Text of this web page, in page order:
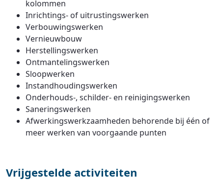
kolommen
Inrichtings- of uitrustingswerken
Verbouwingswerken
Vernieuwbouw
Herstellingswerken
Ontmantelingswerken
Sloopwerken
Instandhoudingswerken
Onderhouds-, schilder- en reinigingswerken
Saneringswerken
Afwerkingswerkzaamheden behorende bij één of
meer werken van voorgaande punten
Vrijgestelde activiteiten